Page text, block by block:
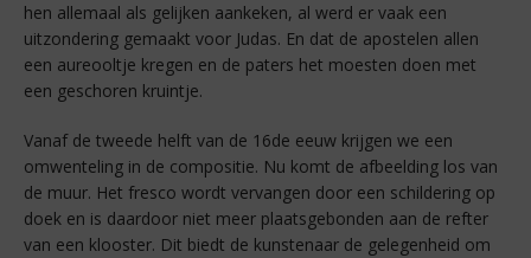
hen allemaal als gelijken aankeken, al werd er vaak een
uitzondering gemaakt voor Judas. En dat de apostelen allen
een aureooltje kregen en de paters het moesten doen met
een geschoren kruintje.
Vanaf de tweede helft van de 16de eeuw krijgen we een
omwenteling in de compositie. Nu komt de afbeelding los van
de muur. Het fresco wordt vervangen door een schildering op
doek en is daardoor niet meer plaatsgebonden aan de refter
van een klooster. Dit biedt de kunstenaar de gelegenheid om